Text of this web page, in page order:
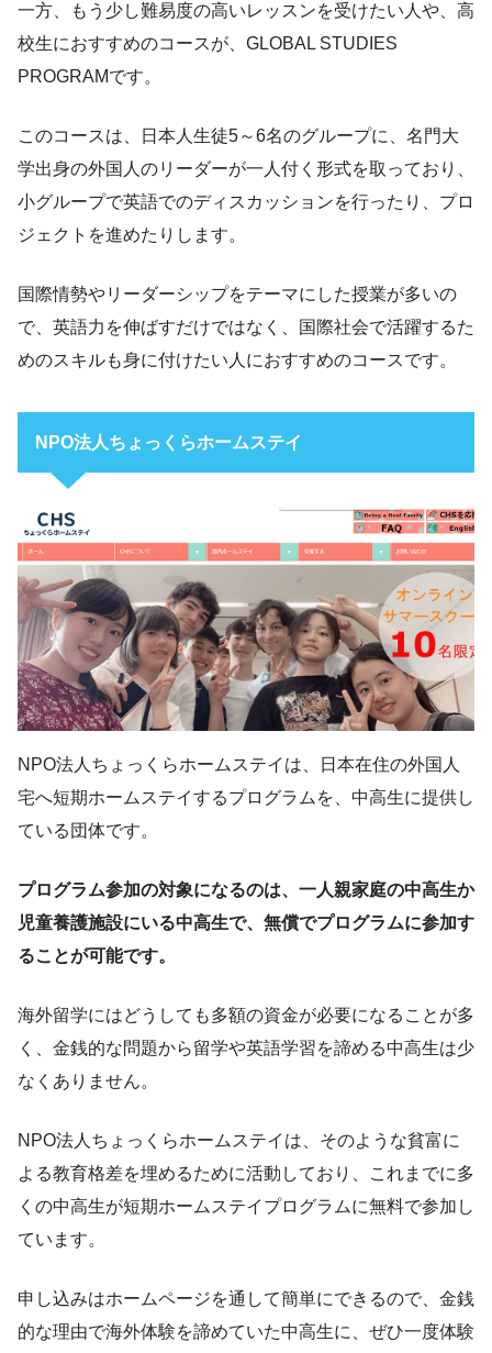
一方、もう少し難易度の高いレッスンを受けたい人や、高
校生におすすめのコースが、GLOBAL STUDIES
PROGRAMです。
このコースは、日本人生徒5～6名のグループに、名門大
学出身の外国人のリーダーが一人付く形式を取っており、
小グループで英語でのディスカッションを行ったり、プロ
ジェクトを進めたりします。
国際情勢やリーダーシップをテーマにした授業が多いの
で、英語力を伸ばすだけではなく、国際社会で活躍するた
めのスキルも身に付けたい人におすすめのコースです。
NPO法人ちょっくらホームステイ
NPO法人ちょっくらホームステイは、日本在住の外国人
宅へ短期ホームステイするプログラムを、中高生に提供し
ている団体です。
プログラム参加の対象になるのは、一人親家庭の中高生か
児童養護施設にいる中高生で、無償でプログラムに参加す
ることが可能です。
海外留学にはどうしても多額の資金が必要になることが多
く、金銭的な問題から留学や英語学習を諦める中高生は少
なくありません。
NPO法人ちょっくらホームステイは、そのような貧富に
よる教育格差を埋めるために活動しており、これまでに多
くの中高生が短期ホームステイプログラムに無料で参加し
ています。
申し込みはホームページを通して簡単にできるので、金銭
的な理由で海外体験を諦めていた中高生に、ぜひ一度体験